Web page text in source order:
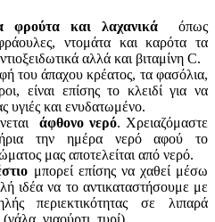
φρούτα και λαχανικά
όπως
ντομάτα και καρότα τα
αλλά και βιταμίνη C.
του άπαχου κρέατος, τα φασόλια,
είναι επίσης το κλειδί για να
υγιές και ενυδατωμένο.
άφθονο νερό. Χρειαζόμαστε
την ημέρα νερό αφού το
μας αποτελείται από νερό.
μπορεί επίσης να χαθεί μέσω
ιδέα να το αντικαταστήσουμε με
περιεκτικότητας σε λιπαρά
γιαούρτι, τυρί).